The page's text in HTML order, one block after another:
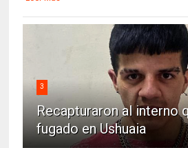
3
Recapturaron al interno
fugado en Ushuaia